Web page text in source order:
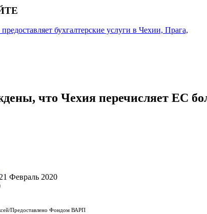
что Чехия перечисляет ЕС
Февраль 2020
Предоставлено Фондом ВАРП